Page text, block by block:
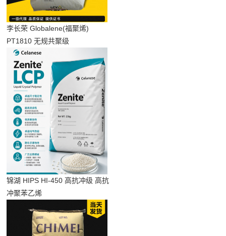
李长荣 Globalene(福聚烯)
PT1810 无规共聚级
锦湖 HIPS HI-450 高抗冲级 高抗
冲聚苯乙烯